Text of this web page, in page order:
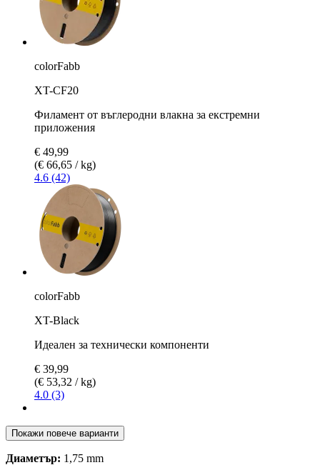
colorFabb
XT-CF20
Филамент от въглеродни влакна за екстремни
приложения
€ 49,99
(€ 66,65 / kg)
4.6 (42)
colorFabb
XT-Black
Идеален за технически компоненти
€ 39,99
(€ 53,32 / kg)
4.0 (3)
Покажи повече варианти
Диаметър: 1,75 mm